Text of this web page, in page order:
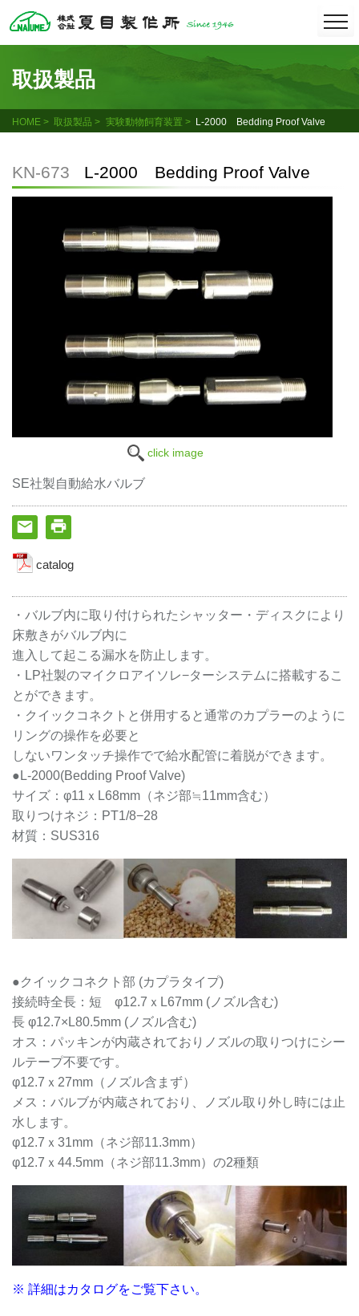
Skip
取扱製品
HOME 取扱製品 実験動物飼育装置 L-2000 Bedding Proof Valve
KN-673 L-2000 Bedding Proof Valve
click image
SE社製自動給水バルブ
catalog
・バルブ内に取り付けられたシャッター・ディスクにより
床敷きがバルブ内に
進入して起こる漏水を防止します。
・LP社製のマイクロアイソレ−ターシステムに搭載するこ
とができます。
・クイックコネクトと併用すると通常のカプラーのように
リングの操作を必要と
しないワンタッチ操作でで給水配管に着脱ができます。
●L-2000(Bedding Proof Valve)
サイズ：φ11ｘL68mm（ネジ部≒11mm含む）
取りつけネジ：PT1/8−28
材質：SUS316
●クイックコネクト部 (カプラタイプ)
接続時全長：短 φ12.7ｘL67mm (ノズル含む)
長 φ12.7×L80.5mm (ノズル含む)
オス：パッキンが内蔵されておりノズルの取りつけにシー
ルテープ不要です。
φ12.7ｘ27mm（ノズル含まず）
メス：バルブが内蔵されており、ノズル取り外し時には止
水します。
φ12.7ｘ31mm（ネジ部11.3mm）
φ12.7ｘ44.5mm（ネジ部11.3mm）の2種類
※ 詳細はカタログをご覧下さい。